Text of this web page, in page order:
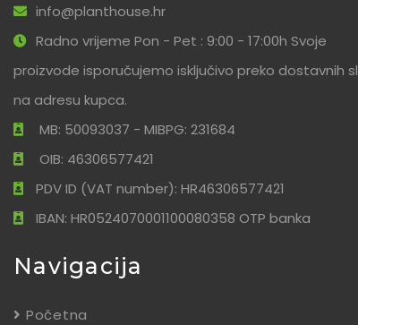
info@planthouse.hr
Radno vrijeme Pon - Pet : 9:00 - 17:00h Svoje
proizvode isporučujemo isključivo preko dostavnih službi
na adresu kupca.
MB: 50093037 - MIBPG: 231684
OIB: 46306577421
PDV ID (VAT number): HR46306577421
IBAN: HR0524070001100080358 OTP banka
Navigacija
Početna